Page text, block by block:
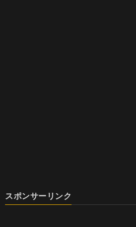
スポンサーリンク